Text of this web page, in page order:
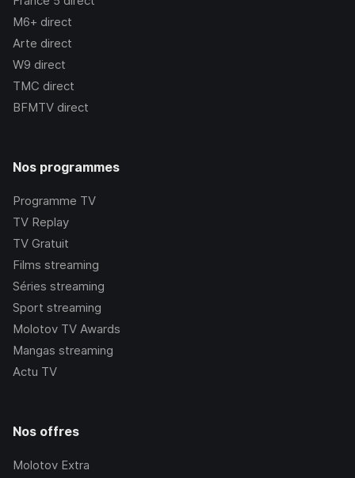
M6+ direct
Arte direct
W9 direct
TMC direct
BFMTV direct
Nos programmes
Programme TV
TV Replay
TV Gratuit
Films streaming
Séries streaming
Sport streaming
Molotov TV Awards
Mangas streaming
Actu TV
Nos offres
Molotov Extra